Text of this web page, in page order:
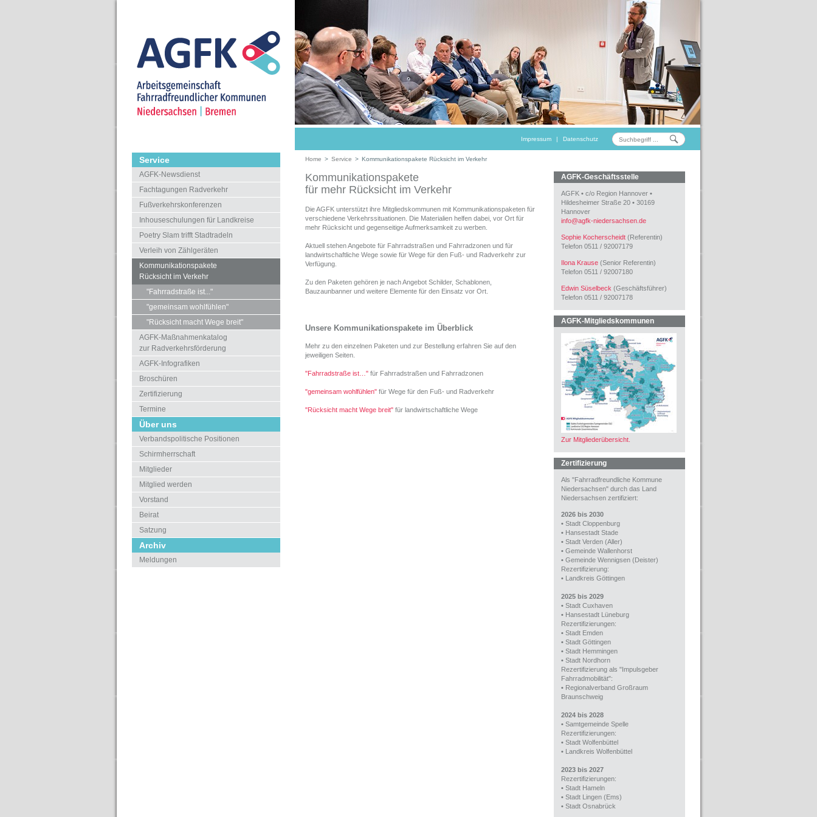
Impressum | Datenschutz
Service
AGFK-Newsdienst
Fachtagungen Radverkehr
Fußverkehrskonferenzen
Inhouseschulungen für Landkreise
Poetry Slam trifft Stadtradeln
Verleih von Zählgeräten
Kommunikationspakete
Rücksicht im Verkehr
"Fahrradstraße ist..."
"gemeinsam wohlfühlen"
"Rücksicht macht Wege breit"
AGFK-Maßnahmenkatalog
zur Radverkehrsförderung
AGFK-Infografiken
Broschüren
Zertifizierung
Termine
Über uns
Verbandspolitische Positionen
Schirmherrschaft
Mitglieder
Mitglied werden
Vorstand
Beirat
Satzung
Archiv
Meldungen
Home > Service > Kommunikationspakete Rücksicht im Verkehr
Kommunikationspakete
für mehr Rücksicht im Verkehr
Die AGFK unterstützt ihre Mitgliedskommunen mit Kommunikationspaketen für
verschiedene Verkehrssituationen. Die Materialien helfen dabei, vor Ort für
mehr Rücksicht und gegenseitige Aufmerksamkeit zu werben.
Aktuell stehen Angebote für Fahrradstraßen und Fahrradzonen und für
landwirtschaftliche Wege sowie für Wege für den Fuß- und Radverkehr zur
Verfügung.
Zu den Paketen gehören je nach Angebot Schilder, Schablonen,
Bauzaunbanner und weitere Elemente für den Einsatz vor Ort.
Unsere Kommunikationspakete im Überblick
Mehr zu den einzelnen Paketen und zur Bestellung erfahren Sie auf den
jeweiligen Seiten.
"Fahrradstraße ist…"für Fahrradstraßen und Fahrradzonen
"gemeinsam wohlfühlen"für Wege für den Fuß- und Radverkehr
"Rücksicht macht Wege breit"für landwirtschaftliche Wege
AGFK-Geschäftsstelle
AGFK • c/o Region Hannover•
Hildesheimer Straße 20• 30169
Hannover
info@agfk-niedersachsen.de
Sophie Kocherscheidt(Referentin)
Telefon 0511 / 92007179
Ilona Krause(Senior Referentin)
Telefon 0511 / 92007180
Edwin Süselbeck (Geschäftsführer)
Telefon 0511 / 92007178
AGFK-Mitgliedskommunen
Zur Mitgliederübersicht.
Zertifizierung
Als "Fahrradfreundliche Kommune
Niedersachsen" durch das Land
Niedersachsen zertifiziert:
2026 bis 2030
• Stadt Cloppenburg
• Hansestadt Stade
• Stadt Verden (Aller)
• Gemeinde Wallenhorst
• Gemeinde Wennigsen (Deister)
Rezertifizierung:
• Landkreis Göttingen
2025 bis 2029
• Stadt Cuxhaven
• Hansestadt Lüneburg
Rezertifizierungen:
• Stadt Emden
• Stadt Göttingen
• Stadt Hemmingen
• Stadt Nordhorn
Rezertifizierung als "Impulsgeber
Fahrradmobilität":
• Regionalverband Großraum
Braunschweig
2024 bis 2028
• Samtgemeinde Spelle
Rezertifizierungen:
• Stadt Wolfenbüttel
• Landkreis Wolfenbüttel
2023 bis 2027
Rezertifizierungen:
•Stadt Hameln
•Stadt Lingen (Ems)
•Stadt Osnabrück